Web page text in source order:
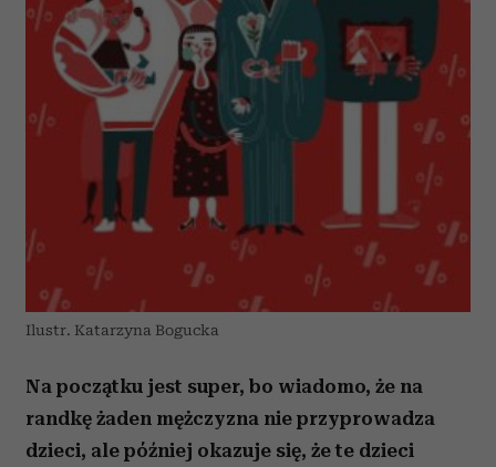
Ilustr. Katarzyna Bogucka
Na początku jest super, bo wiadomo, że na
randkę żaden mężczyzna nie przyprowadza
dzieci, ale później okazuje się, że te dzieci